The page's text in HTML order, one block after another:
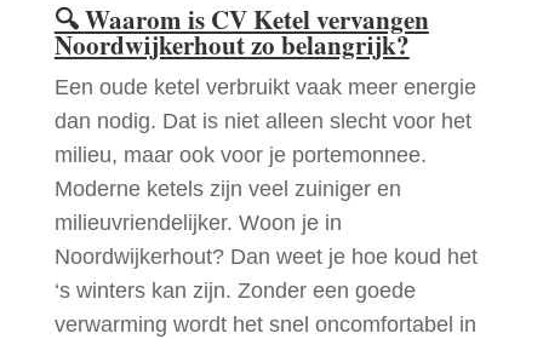
🔍Waarom is CV Ketel vervangen
Noordwijkerhout zo belangrijk?
Een oude ketel verbruikt vaak meer energie
dan nodig. Dat is niet alleen slecht voor het
milieu, maar ook voor je portemonnee.
Moderne ketels zijn veel zuiniger en
milieuvriendelijker. Woon je in
Noordwijkerhout? Dan weet je hoe koud het
‘s winters kan zijn. Zonder een goede
verwarming wordt het snel oncomfortabel in